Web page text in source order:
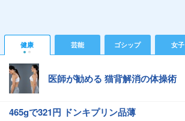
健康 芸能 ゴシップ 女子
医師が勧める 猫背解消の体操術
465gで321円 ドンキプリン品薄